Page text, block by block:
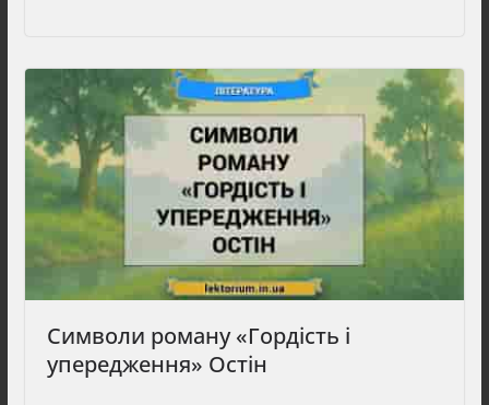
Символи роману «Гордість і
упередження» Остін